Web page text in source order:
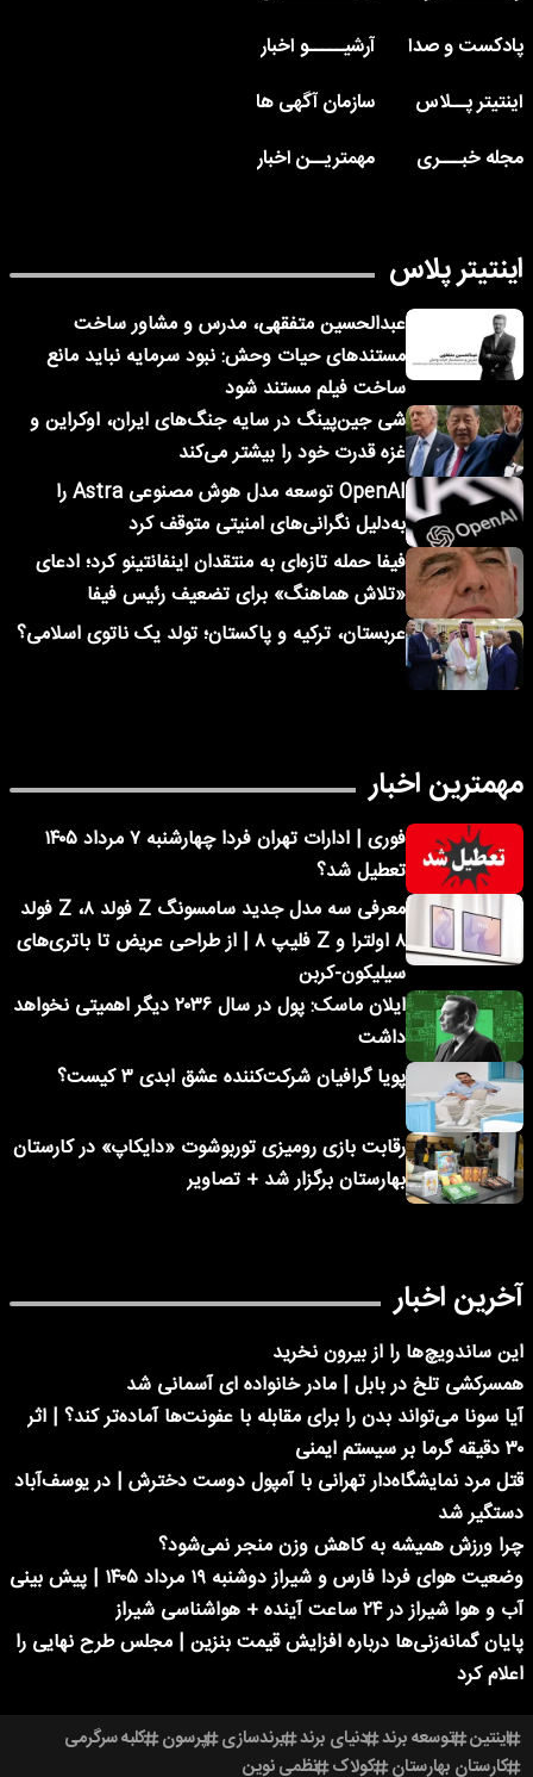
پادکست و صدا
آرشیـــــو اخبار
اینتیتر پــلاس
سازمان آگهی ها
مجله خبـــری
مهمتریــن اخبار
اینتیتر پلاس
عبدالحسین متفقهی، مدرس و مشاور ساخت
مستندهای حیات وحش: نبود سرمایه نباید مانع
ساخت فیلم مستند شود
شی جین‌پینگ در سایه جنگ‌های ایران، اوکراین و
غزه قدرت خود را بیشتر می‌کند
OpenAI توسعه مدل هوش مصنوعی Astra را
به‌دلیل نگرانی‌های امنیتی متوقف کرد
فیفا حمله تازه‌ای به منتقدان اینفانتینو کرد؛ ادعای
«تلاش هماهنگ» برای تضعیف رئیس فیفا
عربستان، ترکیه و پاکستان؛ تولد یک ناتوی اسلامی؟
مهمترین اخبار
فوری | ادارات تهران فردا چهارشنبه ۷ مرداد ۱۴۰۵
تعطیل شد؟
معرفی سه مدل جدید سامسونگ Z فولد ۸، Z فولد
۸ اولترا و Z فلیپ ۸ | از طراحی عریض تا باتری‌های
سیلیکون-کربن
ایلان ماسک: پول در سال ۲۰۳۶ دیگر اهمیتی نخواهد
داشت
پویا گرافیان شرکت‌کننده عشق ابدی ۳ کیست؟
رقابت بازی رومیزی توربوشوت «دایکاپ» در کارستان
بهارستان برگزار شد + تصاویر
آخرین اخبار
این ساندویچ‌ها را از بیرون نخرید
همسرکشی تلخ در بابل | مادر خانواده ای آسمانی شد
آیا سونا می‌تواند بدن را برای مقابله با عفونت‌ها آماده‌تر کند؟ | اثر
۳۰ دقیقه گرما بر سیستم ایمنی
قتل مرد نمایشگاه‌دار تهرانی با آمپول دوست دخترش | در یوسف‌آباد
دستگیر شد
چرا ورزش همیشه به کاهش وزن منجر نمی‌شود؟
وضعیت هوای فردا فارس و شیراز دوشنبه ۱۹ مرداد ۱۴۰۵ | پیش بینی
آب و هوا شیراز در ۲۴ ساعت آینده + هواشناسی شیراز
پایان گمانه‌زنی‌ها درباره افزایش قیمت بنزین | مجلس طرح نهایی را
اعلام کرد
اینتین توسعه برند دنیای برند برندسازی پرسون کلبه سرگرمی
کارستان بهارستان کولاک نظمی نوین